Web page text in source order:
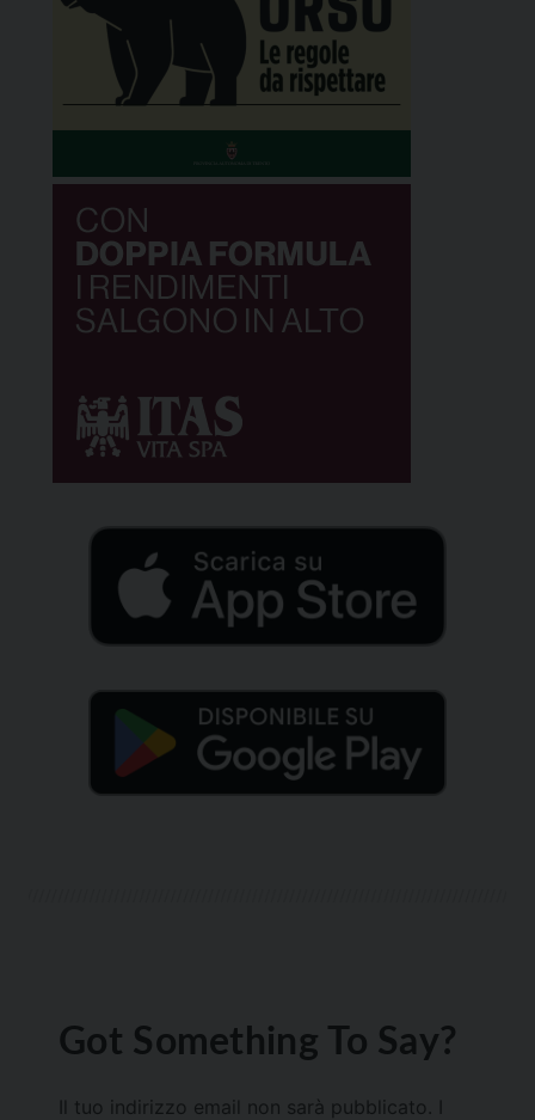
Got Something To Say?
Il tuo indirizzo email non sarà pubblicato.